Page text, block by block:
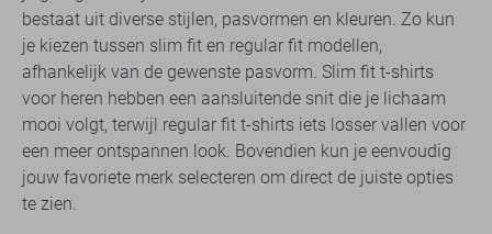
bestaat uit diverse stijlen, pasvormen en kleuren. Zo kun
je kiezen tussen slim fit en regular fit modellen,
afhankelijk van de gewenste pasvorm. Slim fit t-shirts
voor heren hebben een aansluitende snit die je lichaam
mooi volgt, terwijl regular fit t-shirts iets losser vallen voor
een meer ontspannen look. Bovendien kun je eenvoudig
jouw favoriete merk selecteren om direct de juiste opties
te zien.